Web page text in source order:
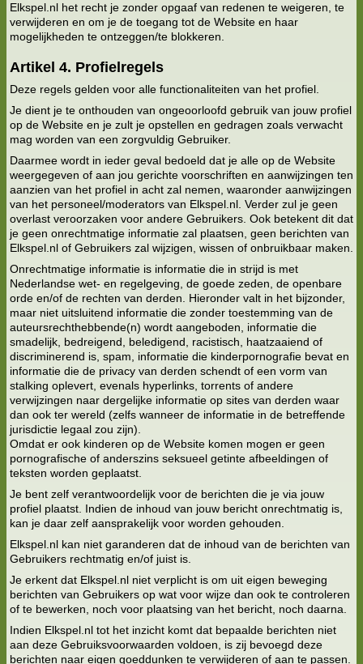
Elkspel.nl het recht je zonder opgaaf van redenen te weigeren, te
verwijderen en om je de toegang tot de Website en haar
mogelijkheden te ontzeggen/te blokkeren.
Artikel 4. Profielregels
Deze regels gelden voor alle functionaliteiten van het profiel.
Je dient je te onthouden van ongeoorloofd gebruik van jouw profiel
op de Website en je zult je opstellen en gedragen zoals verwacht
mag worden van een zorgvuldig Gebruiker.
Daarmee wordt in ieder geval bedoeld dat je alle op de Website
weergegeven of aan jou gerichte voorschriften en aanwijzingen ten
aanzien van het profiel in acht zal nemen, waaronder aanwijzingen
van het personeel/moderators van Elkspel.nl. Verder zul je geen
overlast veroorzaken voor andere Gebruikers. Ook betekent dit dat
je geen onrechtmatige informatie zal plaatsen, geen berichten van
Elkspel.nl of Gebruikers zal wijzigen, wissen of onbruikbaar maken.
Onrechtmatige informatie is informatie die in strijd is met
Nederlandse wet- en regelgeving, de goede zeden, de openbare
orde en/of de rechten van derden. Hieronder valt in het bijzonder,
maar niet uitsluitend informatie die zonder toestemming van de
auteursrechthebbende(n) wordt aangeboden, informatie die
smadelijk, bedreigend, beledigend, racistisch, haatzaaiend of
discriminerend is, spam, informatie die kinderpornografie bevat en
informatie die de privacy van derden schendt of een vorm van
stalking oplevert, evenals hyperlinks, torrents of andere
verwijzingen naar dergelijke informatie op sites van derden waar
dan ook ter wereld (zelfs wanneer de informatie in de betreffende
jurisdictie legaal zou zijn).
Omdat er ook kinderen op de Website komen mogen er geen
pornografische of anderszins seksueel getinte afbeeldingen of
teksten worden geplaatst.
Je bent zelf verantwoordelijk voor de berichten die je via jouw
profiel plaatst. Indien de inhoud van jouw bericht onrechtmatig is,
kan je daar zelf aansprakelijk voor worden gehouden.
Elkspel.nl kan niet garanderen dat de inhoud van de berichten van
Gebruikers rechtmatig en/of juist is.
Je erkent dat Elkspel.nl niet verplicht is om uit eigen beweging
berichten van Gebruikers op wat voor wijze dan ook te controleren
of te bewerken, noch voor plaatsing van het bericht, noch daarna.
Indien Elkspel.nl tot het inzicht komt dat bepaalde berichten niet
aan deze Gebruiksvoorwaarden voldoen, is zij bevoegd deze
berichten naar eigen goeddunken te verwijderen of aan te passen.